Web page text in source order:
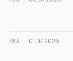
783 01.07.2026